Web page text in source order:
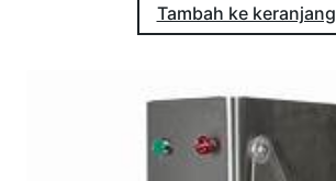
Tambah ke keranjang